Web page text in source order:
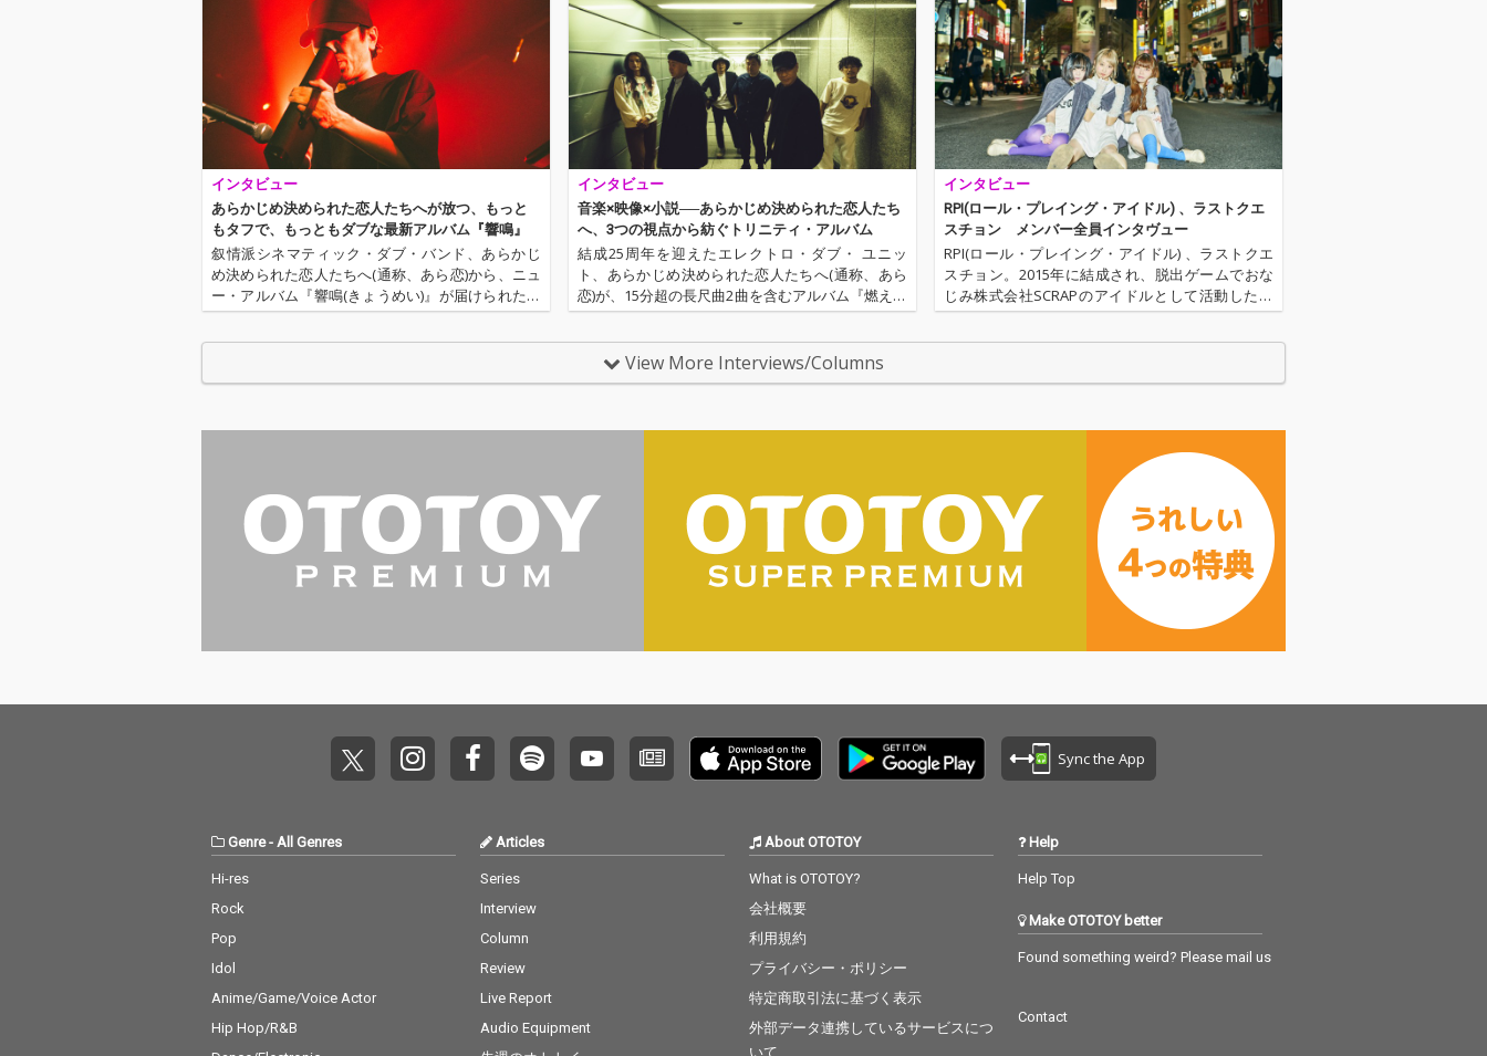
インタビュー
あらかじめ決められた恋人たちへが放つ、もっと
もタフで、もっともダブな最新アルバム『響鳴』
叙情派シネマティック・ダブ・バンド、あらかじ
め決められた恋人たちへ(通称、あら恋)から、ニュ
ー・アルバム『響鳴(きょうめい)』が届けられた。
今作で鳴らされているのは、あら恋が活動を開始
インタビュー
音楽×映像×小説──あらかじめ決められた恋人たち
へ、3つの視点から紡ぐトリニティ・アルバム
結成25周年を迎えたエレクトロ・ダブ・ ユニッ
ト、あらかじめ決められた恋人たちへ(通称、あら
恋)が、15分超の長尺曲2曲を含むアルバム『燃えて
いる』をリリース。今作は、そのサウンドに紐付
と、作家・シンテツによる書き…
インタビュー
RPI(ロール・プレイング・アイドル) 、ラストクエ
スチョン メンバー全員インタヴュー
RPI(ロール・プレイング・アイドル) 、ラストクエ
スチョン。2015年に結成され、脱出ゲームでおな
じみ株式会社SCRAPのアイドルとして活動したの
ち、2016年3月から自主運営で活動をしている。こ
View More Interviews/Columns
Sync the App
Genre- All Genres
Hi-res
Rock
Pop
Idol
Anime/Game/Voice Actor
Hip Hop/R&B
Articles
Series
Interview
Column
Review
Live Report
Audio Equipment
About OTOTOY
What is OTOTOY?
会社概要
利用規約
プライバシー・ポリシー
特定商取引法に基づく表示
外部データ連携しているサービスにつ
いて
Help
Help Top
Make OTOTOY better
Found something weird? Please mail us
Contact